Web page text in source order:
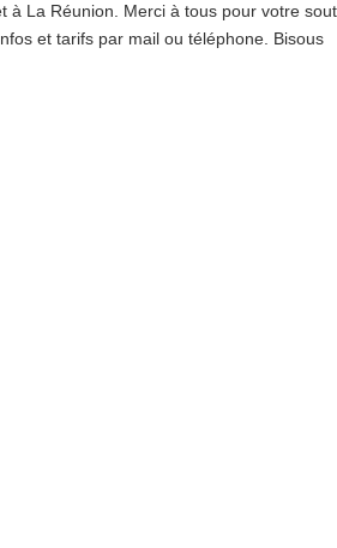
La Réunion. Merci à tous pour votre
et tarifs par mail ou téléphone. Bisous